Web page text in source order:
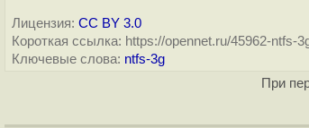
Лицензия: CC BY 3.0
Короткая ссылка: https://opennet.ru/45962-ntfs-
Ключевые слова: ntfs-3g
При